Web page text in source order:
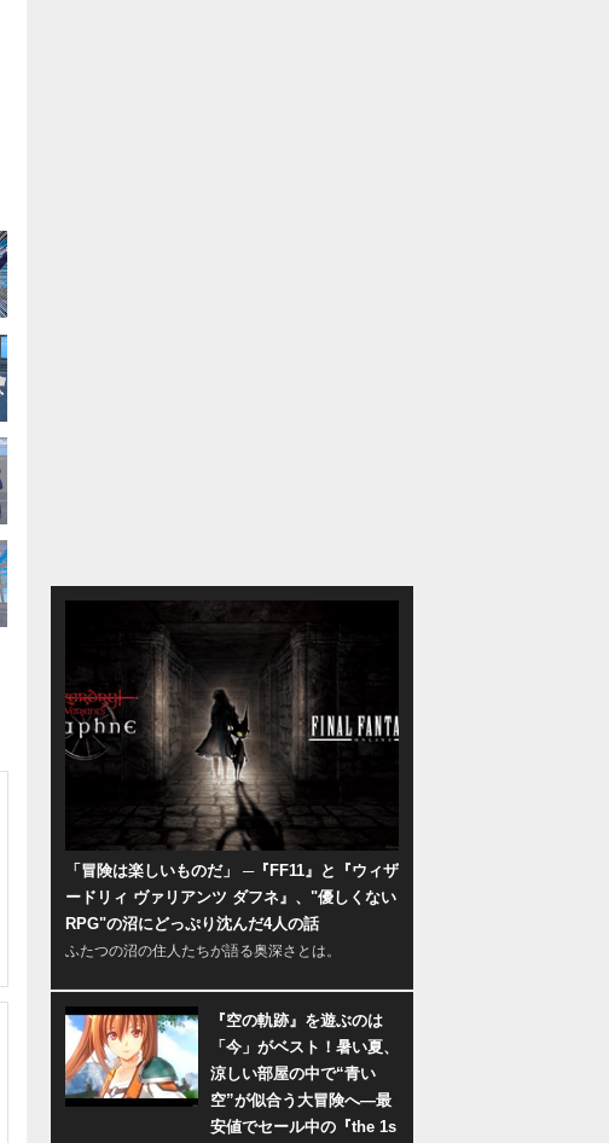
「冒険は楽しいものだ」 ─『FF11』と『ウィザ
ードリィ ヴァリアンツ ダフネ』、"優しくない
RPG"の沼にどっぷり沈んだ4人の話
ふたつの沼の住人たちが語る奥深さとは。
『空の軌跡』を遊ぶのは
「今」がベスト！暑い夏、
涼しい部屋の中で“青い
空”が似合う大冒険へ―最
安値でセール中の『the 1s